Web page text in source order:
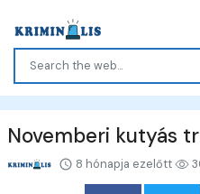
Novemberi kutyás
8 hónapja ezelőtt